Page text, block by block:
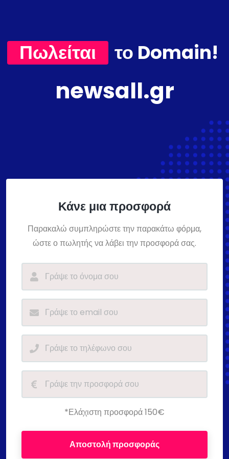
Πωλείται το Domain!
newsall.gr
Κάνε μια προσφορά
Παρακαλώ συμπληρώστε την παρακάτω φόρμα,
ώστε ο πωλητής να λάβει την προσφορά σας.
*Ελάχιστη προσφορά 150€
Αποστολή προσφοράς